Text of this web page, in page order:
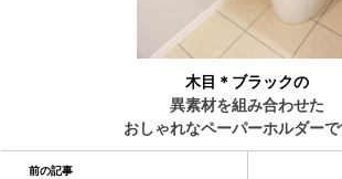
木目＊ブラックの
異素材を組み合わせた
おしゃれなペーパーホルダーで
前の記事